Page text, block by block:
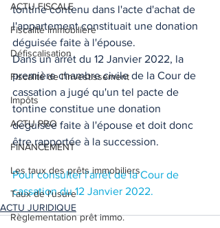
ACTU FISCALE
Fiscalité immobilière
Défiscalisation
Fiscalité de l'investissement
Impôts
ACTU PRO
FINANCEMENT
Les taux des prêts immobiliers
Taux de l'usure
Règlementation prêt immo.
tontine contenu dans l'acte d'achat de
l'appartement constituait une donation
déguisée faite à l'épouse.
Dans un arrêt du 12 Janvier 2022, la
première chambre civile de la Cour de
cassation a jugé qu'un tel pacte de
tontine constitue une donation
déguisée faite à l'épouse et doit donc
être rapportée à la succession.
Pour consulter l'arrêt de la Cour de
cassation du 12 Janvier 2022.
ACTU JURIDIQUE